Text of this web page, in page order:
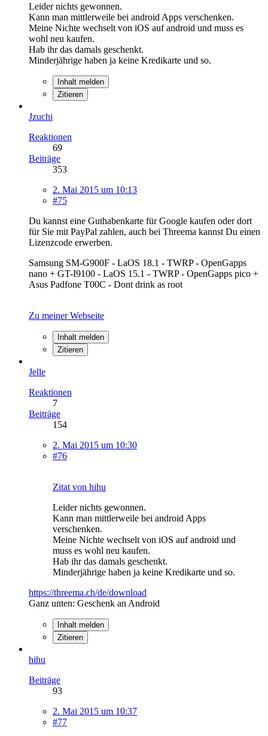
Leider nichts gewonnen.
Kann man mittlerweile bei android Apps verschenken.
Meine Nichte wechselt von iOS auf android und muss es
wohl neu kaufen.
Hab ihr das damals geschenkt.
Minderjährige haben ja keine Kredikarte und so.
Inhalt melden
Zitieren
Jzuchi
Reaktionen
69
Beiträge
353
2. Mai 2015 um 10:13
#75
Du kannst eine Guthabenkarte für Google kaufen oder dort
für Sie mit PayPal zahlen, auch bei Threema kannst Du einen
Lizenzcode erwerben.
Samsung SM-G900F - LaOS 18.1 - TWRP - OpenGapps
nano + GT-I9100 - LaOS 15.1 - TWRP - OpenGapps pico +
Asus Padfone T00C - Dont drink as root
Zu meiner Webseite
Inhalt melden
Zitieren
Jelle
Reaktionen
7
Beiträge
154
2. Mai 2015 um 10:30
#76
Zitat von hihu
Leider nichts gewonnen.
Kann man mittlerweile bei android Apps
verschenken.
Meine Nichte wechselt von iOS auf android und
muss es wohl neu kaufen.
Hab ihr das damals geschenkt.
Minderjährige haben ja keine Kredikarte und so.
https://threema.ch/de/download
Ganz unten: Geschenk an Android
Inhalt melden
Zitieren
hihu
Beiträge
93
2. Mai 2015 um 10:37
#77